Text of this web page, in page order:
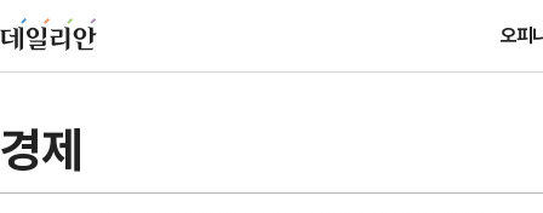
오피
경제